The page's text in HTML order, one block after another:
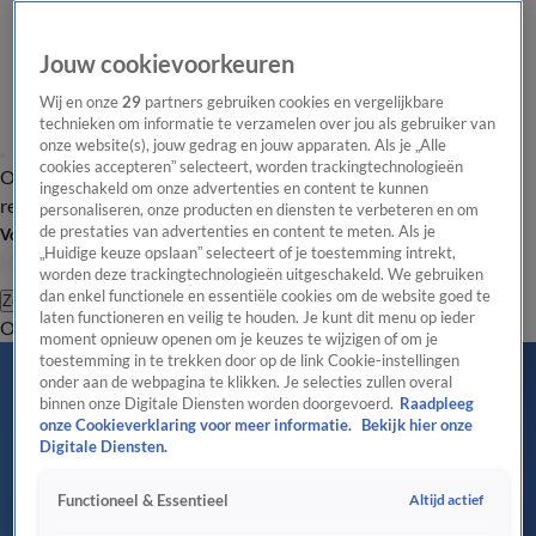
Overzicht Laatste nieuws Regionieuws Het beste van Hart
Tip de
redactie
Volg Hart van Nederland
Zoeken
OverzichtRegioUitzendingenWeerTip de redactiePanelVideo's
Jouw cookievoorkeuren
Wij en onze29 partners gebruiken cookies en vergelijkbare
technieken om informatie te verzamelen over jou als gebruiker van
onze website(s), jouw gedrag en jouw apparaten. Als je „Alle
cookies accepteren” selecteert, worden trackingtechnologieën
ingeschakeld om onze advertenties en content te kunnen
personaliseren, onze producten en diensten te verbeteren en om
de prestaties van advertenties en content te meten. Als je
„Huidige keuze opslaan” selecteert of je toestemming intrekt,
worden deze trackingtechnologieën uitgeschakeld. We gebruiken
dan enkel functionele en essentiële cookies om de website goed te
laten functioneren en veilig te houden. Je kunt dit menu op ieder
moment opnieuw openen om je keuzes te wijzigen of om je
toestemming in te trekken door op de link Cookie-instellingen
onder aan de webpagina te klikken. Je selecties zullen overal
binnen onze Digitale Diensten worden doorgevoerd. Raadpleeg
onze Cookieverklaring voor meer informatie.
Bekijk hier onze
Digitale Diensten.
Functioneel & Essentieel Altijd actief